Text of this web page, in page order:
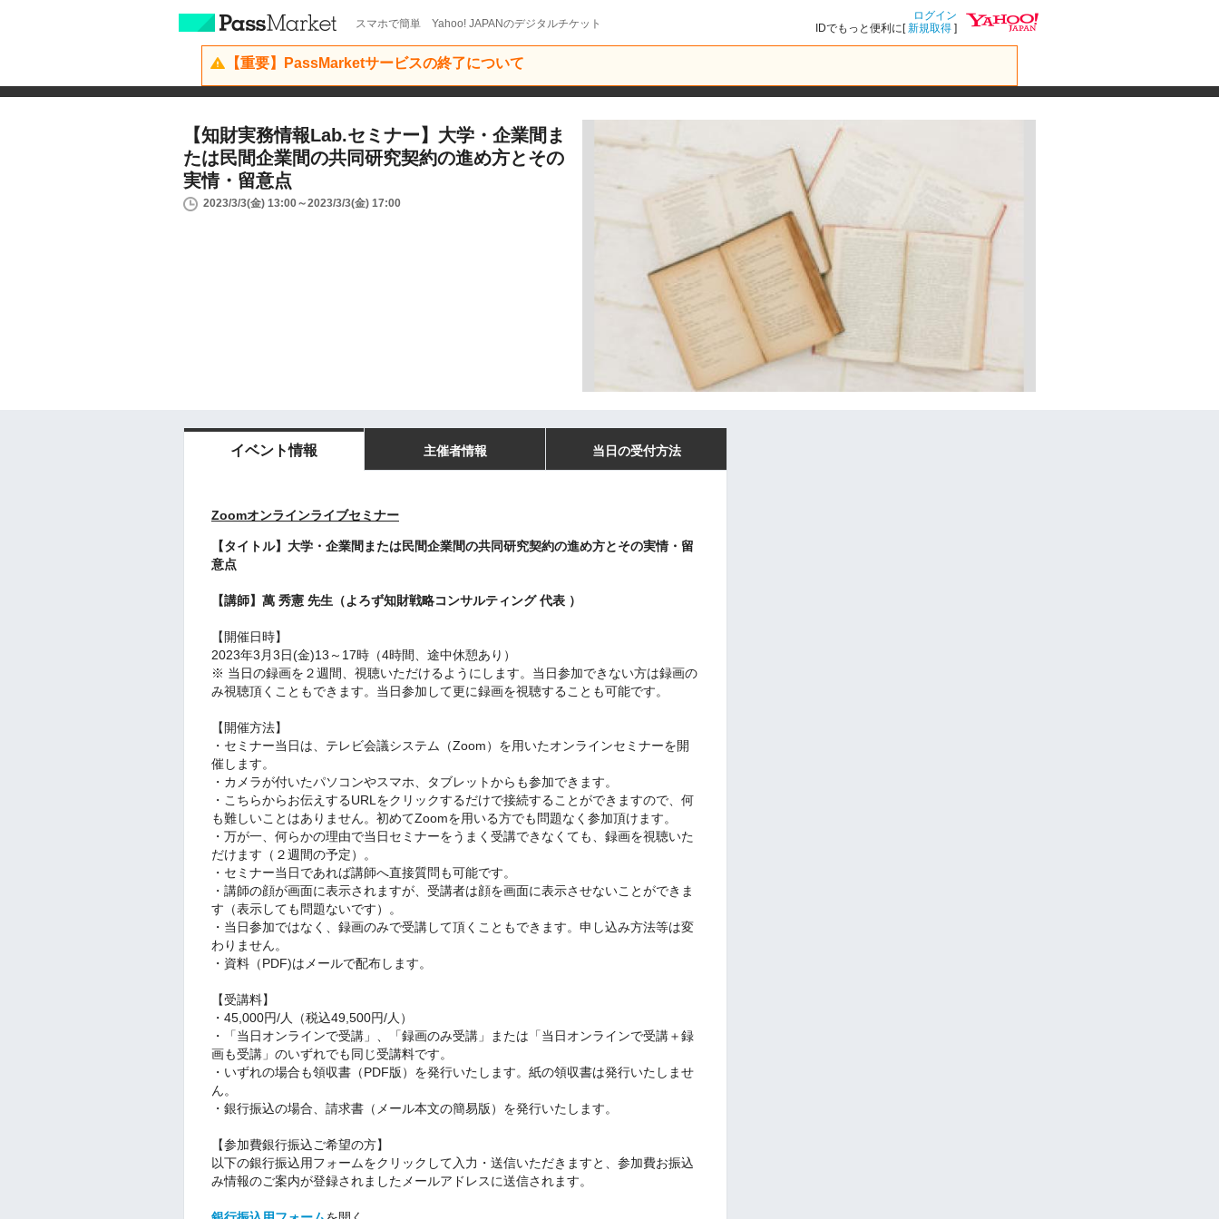
スマホで簡単 Yahoo! JAPANのデジタルチケット
ログイン
IDでもっと便利に[新規取得 ]
【重要】PassMarketサービスの終了について
【知財実務情報Lab.セミナー】大学・企業間ま
たは民間企業間の共同研究契約の進め方とその
実情・留意点
2023/3/3(金) 13:00～2023/3/3(金) 17:00
イベント情報 主催者情報 当日の受付方法
Zoomオンラインライブセミナー
【タイトル】 大学・企業間または民間企業間の共同研究契約の進め方とその実情・留
意点
【講師】 萬 秀憲 先生（よろず知財戦略コンサルティング 代表 ）
【開催日時】
2023年3月3日(金)13～17時（4時間、途中休憩あり）
※ 当日の録画を２週間、視聴いただけるようにします。当日参加できない方は録画の
み視聴頂くこともできます。当日参加して更に録画を視聴することも可能です。
【 開催方法】
・セミナー当日は、テレビ会議システム（Zoom）を用いたオンラインセミナーを開
催します。
・カメラが付いたパソコンやスマホ、タブレットからも参加できます。
・こちらからお伝えするURLをクリックするだけで接続することができますので、何
も難しいことはありません。初めてZoomを用いる方でも問題なく参加頂けます。
・万が一、何らかの理由で当日セミナーをうまく受講できなくても、録画を視聴いた
だけます（２週間の予定）。
・セミナー当日であれば講師へ直接質問も可能です。
・講師の顔が画面に表示されますが、受講者は顔を画面に表示させないことができま
す（表示しても問題ないです）。
・当日参加ではなく、録画のみで受講して頂くこともできます。申し込み方法等は変
わりません。
・資料（PDF)はメールで配布します。
【受講料】
・45,000円/人（税込49,500円/人）
・「当日オンラインで受講」、「録画のみ受講」または「当日オンラインで受講＋録
画も受講」のいずれでも同じ受講料です。
・いずれの場合も領収書（PDF版）を発行いたします。紙の領収書は発行いたしませ
ん。
・銀行振込の場合、請求書（メール本文の簡易版）を発行いたします。
【参加費銀行振込ご希望の方】
以下の銀行振込用フォームをクリックして入力・送信いただきますと、参加費お振込
み情報のご案内が登録されましたメールアドレスに送信されます。